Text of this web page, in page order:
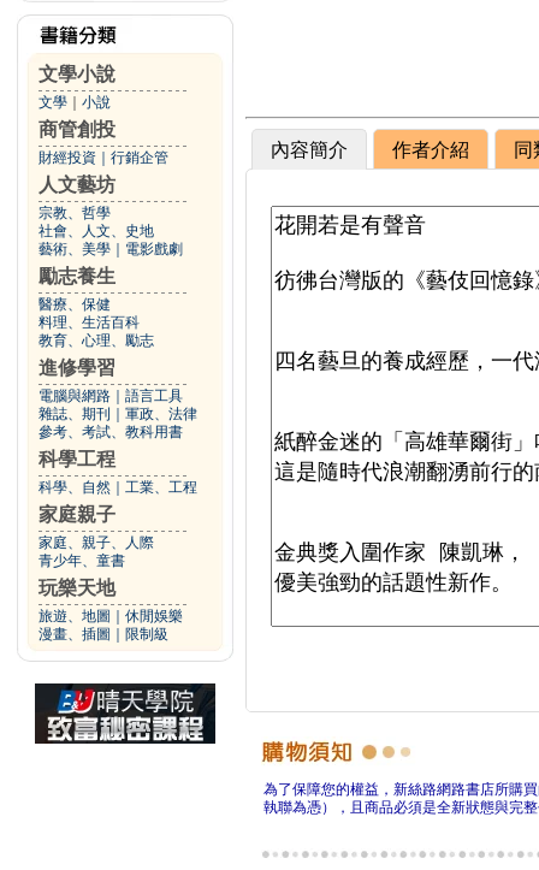
文學小說
文學 小說
商管創投
財經投資 行銷企管
人文藝坊
宗教、哲學
社會、人文、史地
藝術、美學
電影戲劇
勵志養生
醫療、保健
料理、生活百科
教育、心理、勵志
進修學習
電腦與網路
語言工具
雜誌、期刊
軍政、法律
參考、考試、教科用書
科學工程
科學、自然 工業、工程
家庭親子
家庭、親子、人際
青少年、童書
玩樂天地
旅遊、地圖
休閒娛樂
漫畫、插圖
限制級
內容簡介 作者介紹 同
為了保障您的權益，新絲路網路書店所購
執聯為憑），且商品必須是全新狀態與完